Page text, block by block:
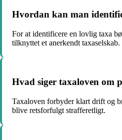
Hvordan kan man
For at identificere en lovlig taxa
tilknyttet et anerkendt taxaselskab.
Hvad siger taxaloven om
Taxaloven forbyder klart drift og
blive retsforfulgt strafferetligt.